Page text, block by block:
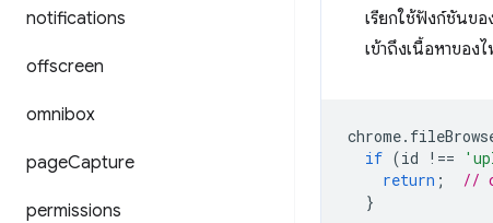
notifications
offscreen
omnibox
pageCapture
permissions
เรียกใช้ฟังก์ชันข
เข้าถึงเนื้อหาของ
chrome.
if (id !==
return ;
//
}